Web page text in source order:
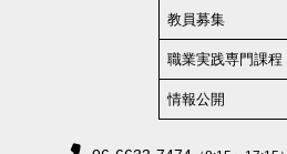
教員募集
職業実践専門課程
情報公開